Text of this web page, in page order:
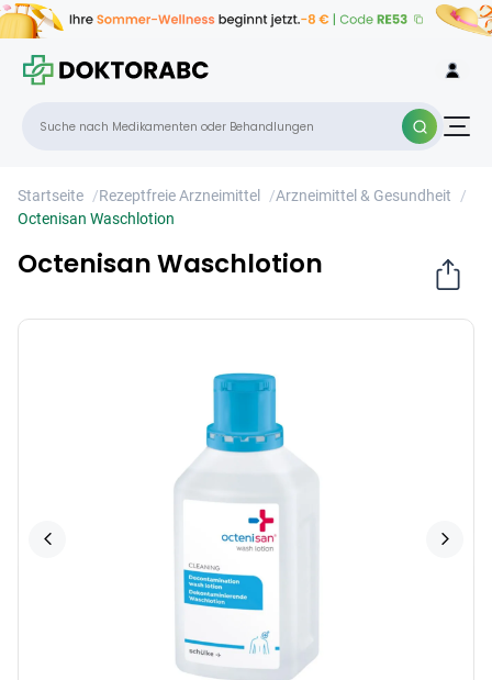
Startseite /Rezeptfreie Arzneimittel /Arzneimittel & Gesundheit
/
Octenisan Waschlotion
Octenisan Waschlotion
×